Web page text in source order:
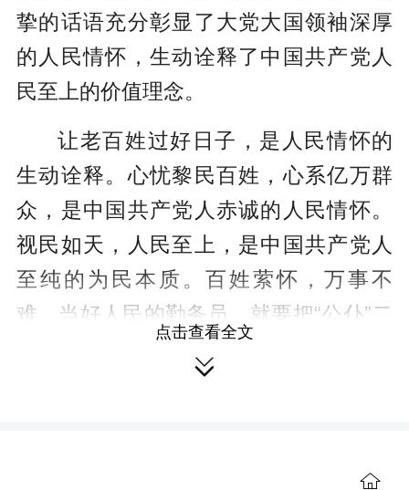
挚的话语充分彰显了大党大国领袖深厚
的人民情怀，生动诠释了中国共产党人
民至上的价值理念。
让老百姓过好日子，是人民情怀的
生动诠释。心忧黎民百姓，心系亿万群
众，是中国共产党人赤诚的人民情怀。
视民如天，人民至上，是中国共产党人
至纯的为民本质。百姓萦怀，万事不
难。当好人民的勤务员，就要把“公仆”二
字高高举过头顶，把心系人民的品质和
信仰，融入血脉、植根灵魂。“心中装着
点击查看全文
